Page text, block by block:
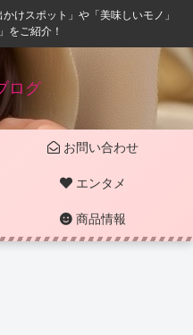
けスポット」や「美味しいモノ」
をご紹介！
ログ
お問い合わせ
エンタメ
商品情報